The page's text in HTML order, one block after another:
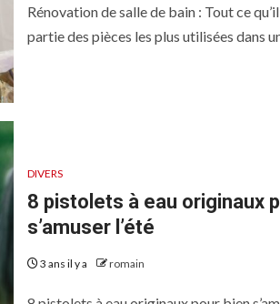
Rénovation de salle de bain : Tout ce
partie des pièces les plus utilisées dans
DIVERS
8 pistolets à eau originaux
s’amuser l’été
3 ans il y a romain